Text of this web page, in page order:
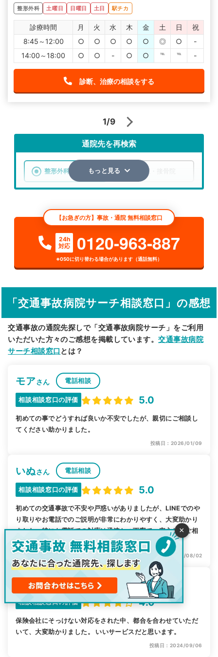
整形外科 土曜日 日曜日 土日 駅チカ
診療時間 月 火 水 木 金 土 日
祝
8:45～12:00
○ ○ ○ ○ ○ ◎ ○
-
14:00～18:00
○ ○ - ○ ○ ℡ ℡ -
診断、治療の相談をする
1/9
通院先を再検索
整形外科 整骨院・接骨院
検索する
詳細条件で絞り込む
その他の検索方法
駅から探す 院名から探す
もっと見る
【お急ぎの方】事故・通院 無料相談窓口
24h
対応
0120-963-887
※050に切り替わる場合があります（通話無料）
「交通事故病院サーチ相談窓口」の感想
交通事故の通院先探しで「交通事故病院サーチ」をご利用
いただいた方々のご感想を掲載しています。交通事故病院
サーチ相談窓口 とは？
モアさん 電話相談
相談相談窓口の評価 5.0
初めての事でどうすれば良いか不安でしたが、親切にご相談し
てください助かりました。
投稿日：2026/01/09
いぬさん 電話相談
相談相談窓口の評価 5.0
初めての交通事故で不安や戸惑いがありましたが、LINEでのや
り取りやお電話でのご説明が非常にわかりやすく、大変助かり
ました。特にお電話での対応は迅速かつ丁寧で、安心してご相
談することができました。
投稿日：2025/08/02
カイさん 電話相談
相談相談窓口の評価 4.0
保険会社にそっけない対応をされた中、都合を合わせていただ
いて、大変助かりました。 いいサービスだと思います。
投稿日：2024/09/06
×